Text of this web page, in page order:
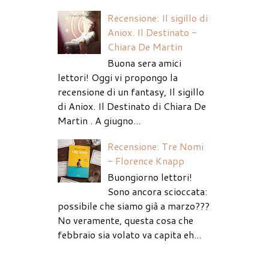
Recensione: Il sigillo di
Aniox. Il Destinato -
Chiara De Martin
Buona sera amici
lettori! Oggi vi propongo la
recensione di un fantasy, Il sigillo
di Aniox. Il Destinato di Chiara De
Martin . A giugno...
Recensione: Tre Nomi
- Florence Knapp
Buongiorno lettori!
Sono ancora scioccata:
possibile che siamo già a marzo???
No veramente, questa cosa che
febbraio sia volato va capita eh...